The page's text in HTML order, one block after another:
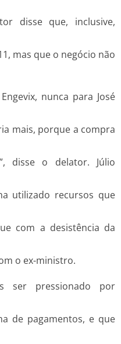
disse que, inclusive,
mas que o negócio não
nunca para José
mais, porque a compra
disse o delator. Júlio
utilizado recursos que
com a desistência da
o ex-ministro.
ser pressionado por
de pagamentos, e que